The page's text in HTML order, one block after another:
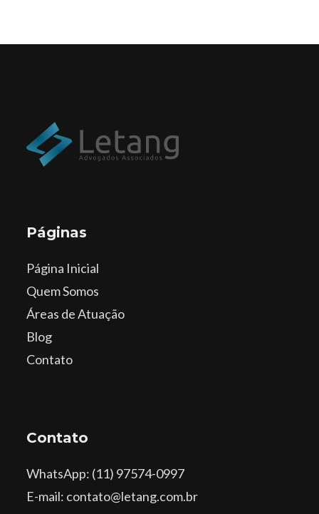
Páginas
Página Inicial
Quem Somos
Áreas de Atuação
Blog
Contato
Contato
WhatsApp: (11) 97574-0997
E-mail: contato@letang.com.br